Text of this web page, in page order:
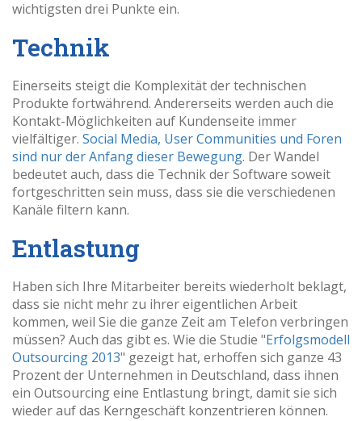
wichtigsten drei Punkte ein.
Technik
Einerseits steigt die Komplexität der technischen
Produkte fortwährend. Andererseits werden auch die
Kontakt-Möglichkeiten auf Kundenseite immer
vielfältiger. Social Media, User Communities und Foren
sind nur der Anfang dieser Bewegung. Der Wandel
bedeutet auch, dass die Technik der Software soweit
fortgeschritten sein muss, dass sie die verschiedenen
Kanäle filtern kann.
Entlastung
Haben sich Ihre Mitarbeiter bereits wiederholt beklagt,
dass sie nicht mehr zu ihrer eigentlichen Arbeit
kommen, weil Sie die ganze Zeit am Telefon verbringen
müssen? Auch das gibt es. Wie die Studie "Erfolgsmodell
Outsourcing 2013" gezeigt hat, erhoffen sich ganze 43
Prozent der Unternehmen in Deutschland, dass ihnen
ein Outsourcing eine Entlastung bringt, damit sie sich
wieder auf das Kerngeschäft konzentrieren können.